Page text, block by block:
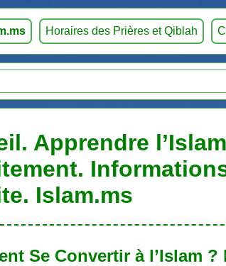
Horaires des Prières et Qiblah
Apprendre
Islam.ms
Se Convertir à l’Islam